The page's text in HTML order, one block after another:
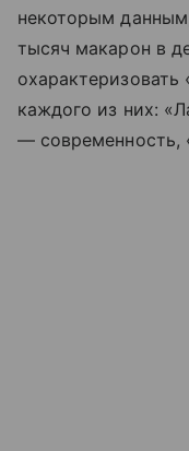
некоторым
тысяч макарон в
каждого из них:
— современность,